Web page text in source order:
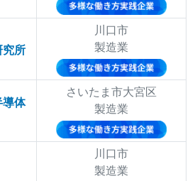
究所
川口市
製造業
導体
さいたま市大宮区
製造業
川口市
製造業